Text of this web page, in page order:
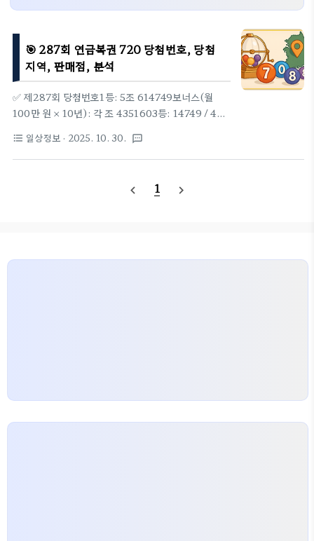
🎯 287회 연금복권 720 당첨번호, 당첨
지역, 판매점, 분석
✅ 제287회 당첨번호1등: 5조 614749보너스(월
100만 원 × 10년): 각 조 4351603등: 14749 / 4등:
매 · 2등 6매 · 3등 50매 · 4등 632매 · 5등 6,160매
· 6등 60,492매 · 7등 608,342매 · 보너스 5건🏪당
지1이마트24 옥천청산점충북 옥천군 청산면 지전길
청산면 지전길 69 (부영이점)3이마트24 옥천청산점
format_list_bulleted 일상정보 · 2025. 10. 30. textsms
navigate_before 1 navigate_next